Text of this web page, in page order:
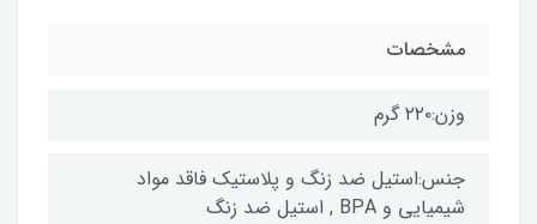
مشخصات
وزن:۲۲۰ گرم
جنس:استیل ضد زنگ و پلاستیک فاقد مواد
شیمیایی و BPA , استیل ضد زنگ